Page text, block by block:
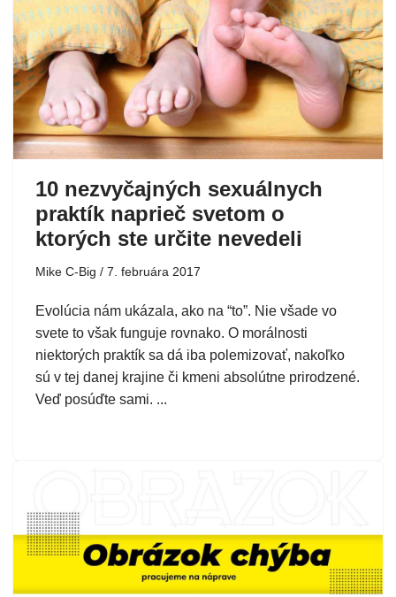
10 nezvyčajných sexuálnych
praktík naprieč svetom o
ktorých ste určite nevedeli
Mike C-Big 7. februára 2017
Evolúcia nám ukázala, ako na “to”. Nie všade vo
svete to však funguje rovnako. O morálnosti
niektorých praktík sa dá iba polemizovať, nakoľko
sú v tej danej krajine či kmeni absolútne prirodzené.
Veď posúďte sami. ...